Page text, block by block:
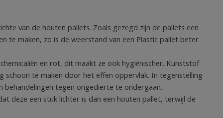
van de houten pallets. Zoals gezegd zijn de pallets een
te maken, zo is de weerstand van een Plastic pallet beter
en rot, dit maakt ze ook hygiënischer. Kunststof
schoon te maken door het effen oppervlak. In tegenstelling
tegen ongedierte te ondergaan.
deze een stuk lichter is dan een houten pallet, terwijl de